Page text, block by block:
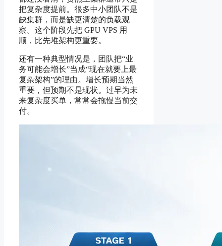
把复杂度提前。很多中小团队不是
缺集群，而是缺更清楚的负载观
察。这个阶段先把 GPU VPS 用
顺，比先堆架构更重要。
还有一种典型情况是，团队把“业
务可能会增长”当成“现在就要上最
复杂架构”的理由。增长预期当然
重要，但预期不是现状。过早为未
来复杂度买单，常常会拖慢当前交
付。